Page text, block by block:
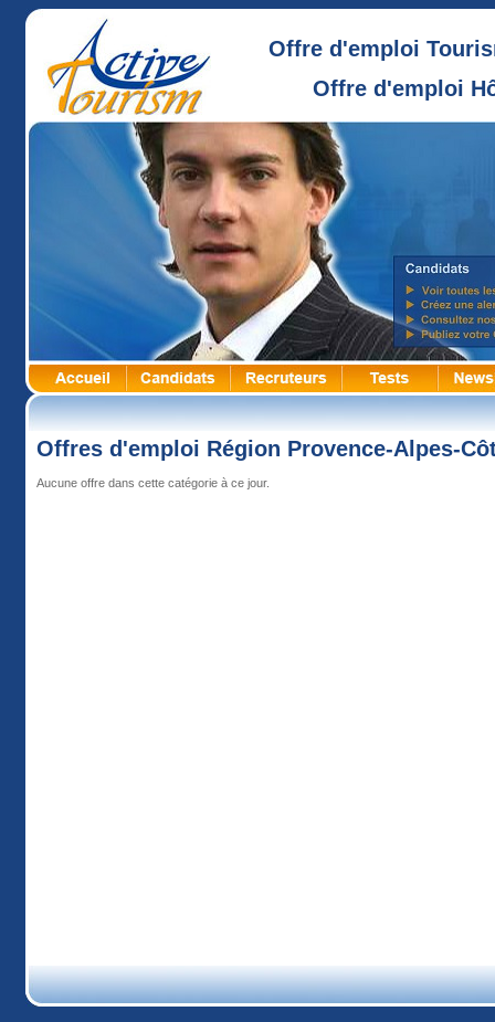
Offre d'emploi
Offre d'emploi
Offres d'emploi Région Provence-Alpes-
Aucune offre dans cette catégorie à ce jour.